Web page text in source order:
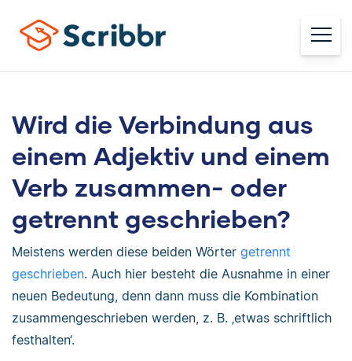
Wird die Verbindung aus
einem Adjektiv und einem
Verb zusammen- oder
getrennt geschrieben?
Meistens werden diese beiden Wörter getrennt
geschrieben. Auch hier besteht die Ausnahme in einer
neuen Bedeutung, denn dann muss die Kombination
zusammengeschrieben werden, z. B. ‚etwas schriftlich
festhalten‘.